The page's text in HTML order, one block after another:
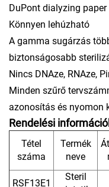
DuPont dialyzing paper
Könnyen lehúzható
A gamma sugárzás
biztonságosabb
Nincs DNAze, RNAze,
Minden szűrő
azonosítás és nyomon
Rendelési
Tétel
száma
Termék
neve
RSF13E1
Steril